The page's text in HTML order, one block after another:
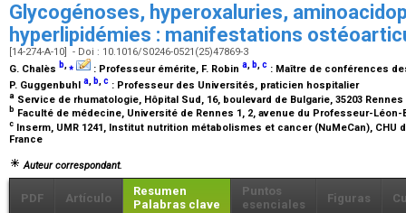
Glycogénoses, hyperoxaluries,
hyperlipidémies : manifestations
[14-274-A-10] - Doi : 10.1016/S0246-0521(25)47869-3
G. Chalès b,⁎ : Professeur émérite, F. Robin a, b,c : Maître de conférences
P. Guggenbuhl a b c : Professeur des Universités, praticien hospitalier
a Service de rhumatologie, Hôpital Sud, 16, boulevard de Bulgarie, 35203
b Faculté de médecine, Université de Rennes 1, 2, avenue du Professeur-Léon-
c Inserm, UMR 1241, Institut nutrition métabolismes et cancer (NuMeCan), CHU
France
Auteur correspondant.
PDF Artículo
Resumen
Palabras clave
Puntos
esenciales
Figuras